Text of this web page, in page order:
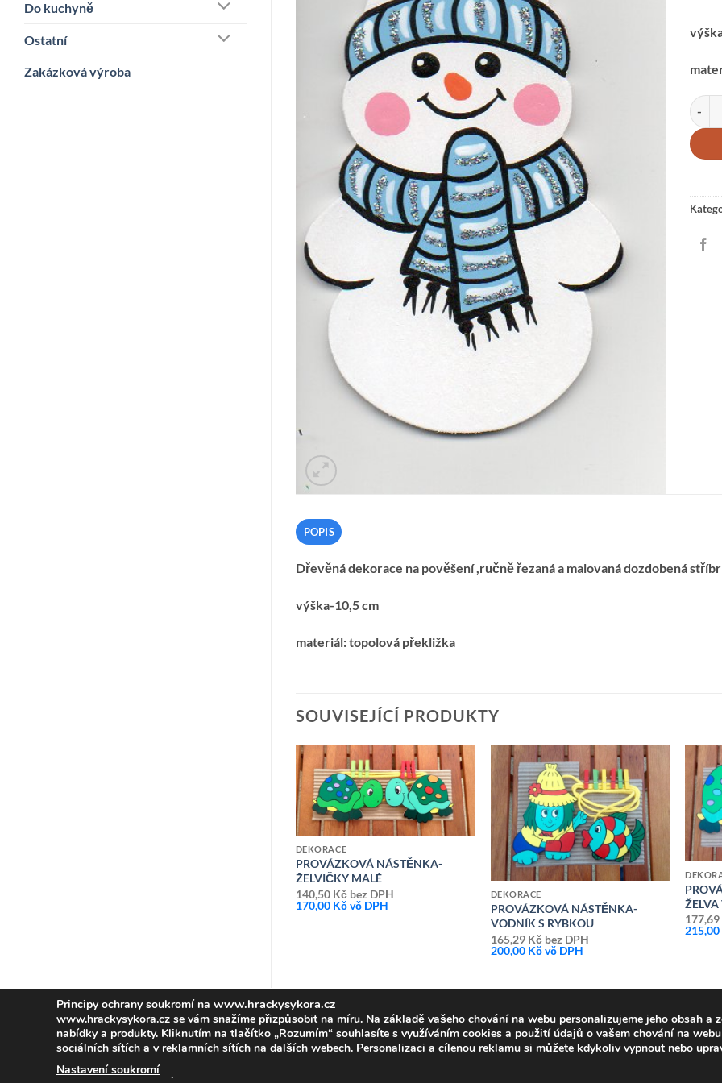
Do kuchyně
Ostatní
Zakázková výroba
POPIS
Dřevěná dekorace na pověšení ,ručně řezaná a malovaná dozdobená
výška-10,5 cm
materiál: topolová překližka
SOUVISEJÍCÍ PRODUKTY
Přidat k
oblíbeným
DEKORACE
PROVÁZKOVÁ NÁSTĚNKA-
ŽELVIČKY MALÉ
140,50 Kčbez DPH
170,00 Kčvč DPH
Přidat k
oblíbeným
DEKORACE
PROVÁZKOVÁ NÁSTĚNKA-
VODNÍK S RYBKOU
165,29 Kčbez DPH
200,00 Kčvč DPH
177,69
215,00
Principy ochrany soukromí na www.hrackysykora.cz
www.hrackysykora.cz se vám snažíme přizpůsobit na míru. Na základě vašeho chování na webu personalizujeme jeho obsah a
nabídky a produkty. Kliknutím na tlačítko „Rozumím“ souhlasíte s využíváním cookies a použití údajů o vašem chování na
sociálních sítích a v reklamních sítích na dalších webech. Personalizaci a cílenou reklamu si můžete kdykoliv vypnout nebo
Nastavení soukromí
.